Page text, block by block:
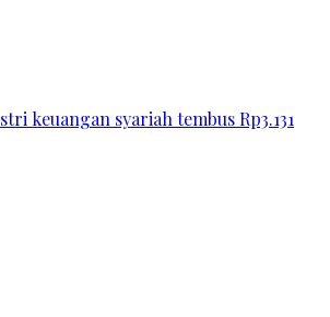
keuangan syariah tembus Rp3.131